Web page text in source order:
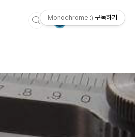
Monochrome :) 구독하기